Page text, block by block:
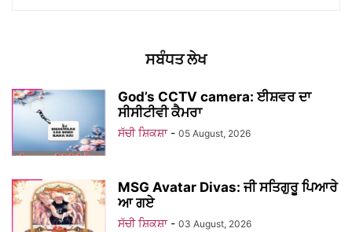
ਸਬੰਧਤ ਲੇਖ
God’s CCTV camera: ਈਸ਼ਵਰ ਦਾ
ਸੀਸੀਟੀਵੀ ਕੈਮਰਾ
ਸੱਚੀ ਸ਼ਿਕਸ਼ਾ - 05 August, 2026
MSG Avatar Divas: ਜੀ ਸਤਿਗੁਰੂ ਪਿਆਰੇ
ਆ ਗਏ
ਸੱਚੀ ਸ਼ਿਕਸ਼ਾ - 03 August, 2026